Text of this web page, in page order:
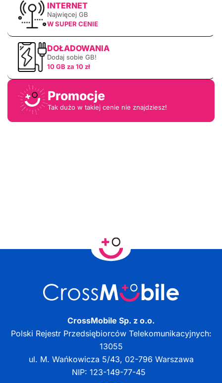
INTERNET
Najwięcej GB
W SUPER CENIE
DOŁADOWANIA
Dodaj sobie GB!
10 GB za 10 zł
Promocje
Tak dużo w takiej cenie nie znajdziesz!
CrossMobile Sp. z o.o.
Polski Rejestr Przedsiębiorców Telekomunikacyjnych:
13055
ul. M. Wańkowicza 5/43, 02-796 Warszawa
NIP: 123-149-77-45